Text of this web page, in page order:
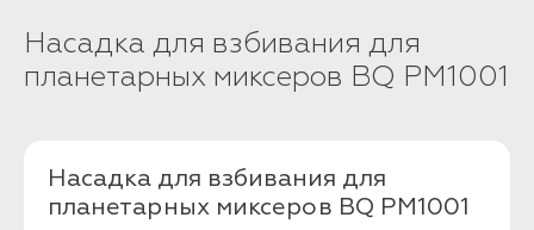
Насадка для взбивания для
планетарных миксеров BQ PM1001
Насадка для взбивания для
планетарных миксеров BQ PM1001